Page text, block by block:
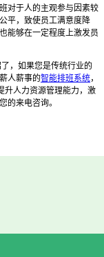
对于人的主观参与因素较
平，致使员工满意度降
能够在一定程度上激发员
，如果您是传统行业的
人薪事的智能排班系统，
升人力资源管理能力，激
的来电咨询。